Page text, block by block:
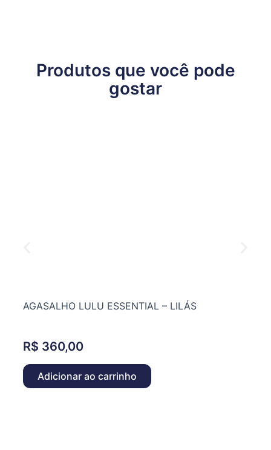
Produtos que você pode
gostar
AGASALHO LULU ESSENTIAL – LILÁS
R$ 360,00
Adicionar ao carrinho